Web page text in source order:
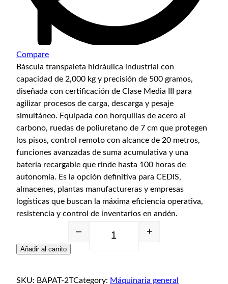
Compare
Báscula transpaleta hidráulica industrial con
capacidad de 2,000 kg y precisión de 500 gramos,
diseñada con certificación de Clase Media III para
agilizar procesos de carga, descarga y pesaje
simultáneo. Equipada con horquillas de acero al
carbono, ruedas de poliuretano de 7 cm que protegen
los pisos, control remoto con alcance de 20 metros,
funciones avanzadas de suma acumulativa y una
batería recargable que rinde hasta 100 horas de
autonomía. Es la opción definitiva para CEDIS,
almacenes, plantas manufactureras y empresas
logísticas que buscan la máxima eficiencia operativa,
resistencia y control de inventarios en andén.
– +
Añadir al carrito
SKU: BAPAT-2TCategory: Máquinaria general